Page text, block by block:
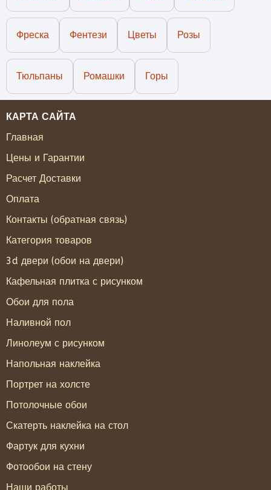
Фреска Фентези Цветы Розы
Тюльпаны Ромашки Горы
КАРТА САЙТА
Главная
Цены и Гарантии
Расчет Доставки
Оплата
Контакты (обратная связь)
Категория товаров
3d двери (обои на двери)
Кафельная плитка с рисунком
Обои для пола
Наливной пол
Линолеум с рисунком
Напольная наклейка
Портрет на холсте
Потолочные обои
Скатерть наклейка на стол
Фартук для кухни
Фотообои на стену
Наши работы